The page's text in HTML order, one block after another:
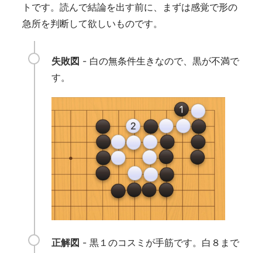
トです。読んで結論を出す前に、まずは感覚で形の
急所を判断して欲しいものです。
失敗図 - 白の無条件生きなので、黒が不満で
す。
正解図 - 黒１のコスミが手筋です。白８まで